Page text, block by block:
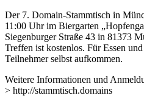
Der 7. Domain-Stammtisch in
11:00 Uhr im Biergarten
Siegenburger Straße 43 in 81373
Treffen ist kostenlos. Für Essen
Teilnehmer selbst aufkommen.
Weitere Informationen und
> http://stammtisch.domains